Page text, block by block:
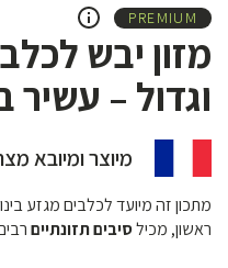
PREMIUM
מזון יבש
וגדול – עשיר
מיוצר ומיובא
מתכון זה מיועד לכלבים מגזע
ראשון, מכילסיבים תזונתיים